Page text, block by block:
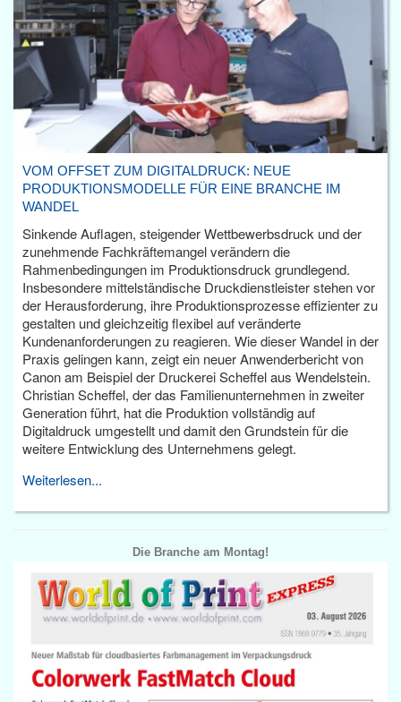
VOM OFFSET ZUM DIGITALDRUCK: NEUE
PRODUKTIONSMODELLE FÜR EINE BRANCHE IM
WANDEL
Sinkende Auflagen, steigender Wettbewerbsdruck und der
zunehmende Fachkräftemangel verändern die
Rahmenbedingungen im Produktionsdruck grundlegend.
Insbesondere mittelständische Druckdienstleister stehen vor
der Herausforderung, ihre Produktionsprozesse effizienter zu
gestalten und gleichzeitig flexibel auf veränderte
Kundenanforderungen zu reagieren. Wie dieser Wandel in der
Praxis gelingen kann, zeigt ein neuer Anwenderbericht von
Canon am Beispiel der Druckerei Scheffel aus Wendelstein.
Christian Scheffel, der das Familienunternehmen in zweiter
Generation führt, hat die Produktion vollständig auf
Digitaldruck umgestellt und damit den Grundstein für die
weitere Entwicklung des Unternehmens gelegt.
Weiterlesen...
Die Branche am Montag!